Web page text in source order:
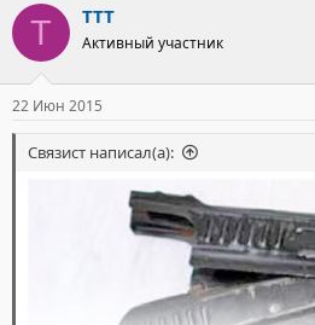
T TTT
Активный участник
22 Июн 2015
Связист написал(а):